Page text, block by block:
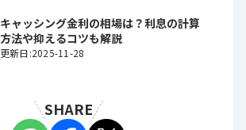
キャッシング金利の相場は？利息の計算
方法や抑えるコツも解説
更新日:2025-11-28
SHARE